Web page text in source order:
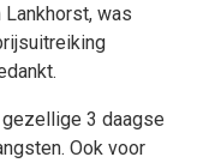
was
3 daagse
Ook voor